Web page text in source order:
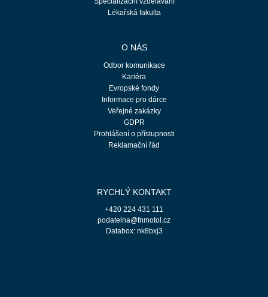
Lékařská fakulta
O NÁS
Odbor komunikace
Kariéra
Evropské fondy
Informace pro dárce
Veřejné zakázky
GDPR
Prohlášení o přístupnosti
Reklamační řád
RYCHLÝ KONTAKT
+420 224 431 111
podatelna@fnmotol.cz
Databox: nk8bxj3